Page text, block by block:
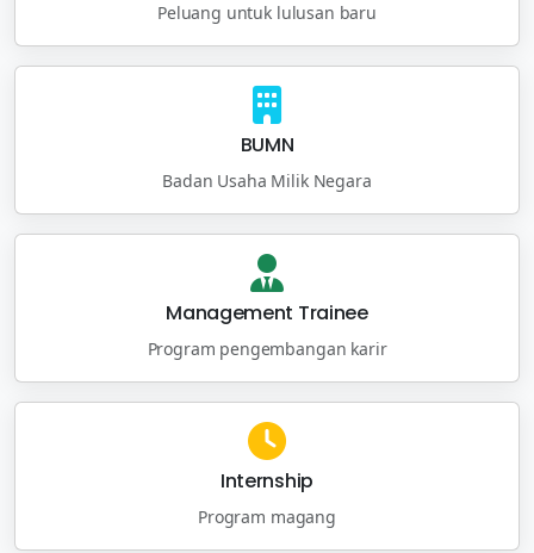
Peluang untuk lulusan baru
BUMN
Badan Usaha Milik Negara
Management Trainee
Program pengembangan karir
Internship
Program magang